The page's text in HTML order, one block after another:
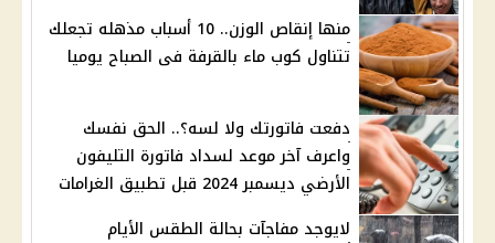
منها إنقاص الوزن.. 10 أسباب مذهله تجعلك
تتناول كوب ماء بالقرفة فى الصباح يوميا
دفعت فاتورتك ولا لسه؟.. الحق نفسك
واعرف آخر موعد لسداد فاتورة التليفون
الأرضي ديسمبر 2024 قبل تطبيق الغرامات
لايوجد مفاجآت بحالة الطقس الأيام